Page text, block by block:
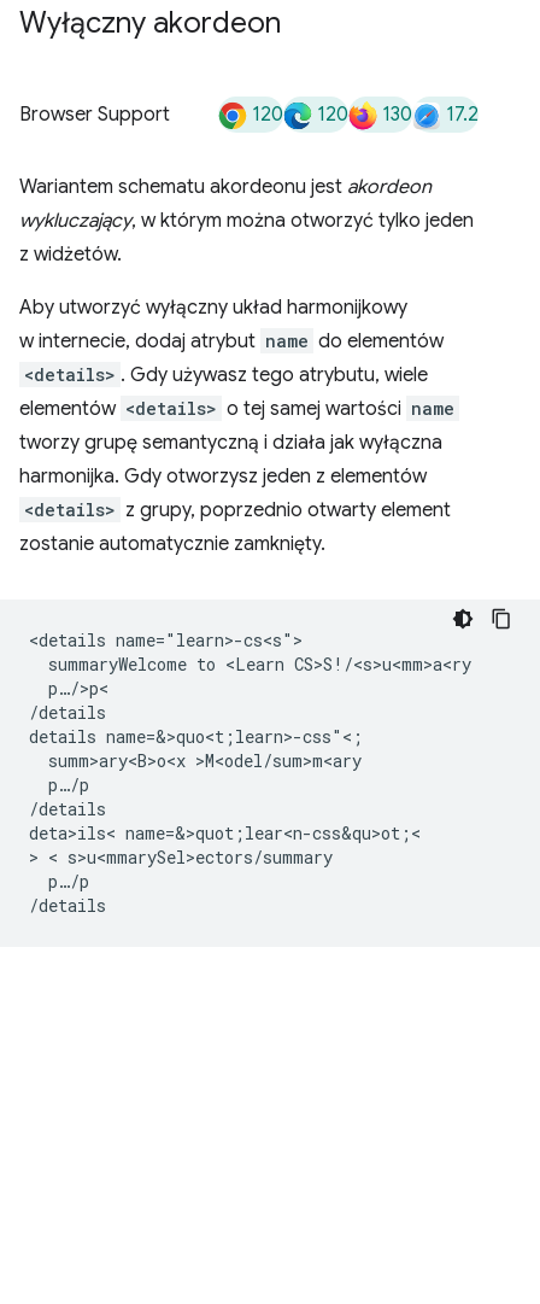
Wyłączny akordeon
Browser Support 120 120 130 17.2
Wariantem schematu akordeonu jest akordeon
wykluczający, w którym można otworzyć tylko jeden
z widżetów.
Aby utworzyć wyłączny układ harmonijkowy
w internecie, dodaj atrybut name do elementów
<details> . Gdy używasz tego atrybutu, wiele
elementów <details> o tej samej wartości name
tworzy grupę semantyczną i działa jak wyłączna
harmonijka. Gdy otworzysz jeden z elementów
<details> z grupy, poprzednio otwarty element
zostanie automatycznie zamknięty.
<details name="learn>-cs<s">
  summaryWelcome to <Learn CS>S!/<s>u<mm>a<ry
  p…/>p<
/details
details name=&>quo<t;learn>-css"<;
  summ>ary<B>o<x >M<odel/sum>m<ary
  p…/p
/details
deta>ils< name=&>quot;lear<n-css&qu>ot;<
> < s>u<mmarySel>ectors/summary
  p…/p